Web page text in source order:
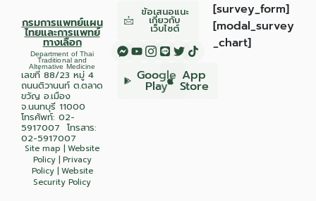
กรมการแพทย์แผน
ไทยและการแพทย์
ทางเลือก
Department of Thai
Traditional and
Alternative Medicine
เลขที่ 88/23 หมู่ 4
ถนนติวานนท์ ต.ตลาด
ขวัญ อ.เมือง
จ.นนทบุรี 11000
โทรศัพท์: 02-
5917007 โทรสาร:
02-5917007
Site map | Website
Policy| Privacy
Policy| Website
Security Policy
ข้อเสนอแนะ
เกี่ยวกับ
เว็บไซต์
Google
Play
App
Store
[survey_form]
[modal_survey
_chart]